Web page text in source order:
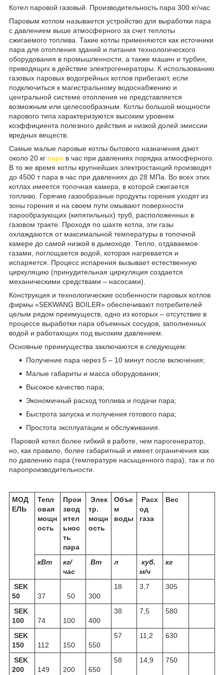
Котел паровой газовый. Производительность пара 300 кг/час
Паровым котлом называется устройство для выработки пара
с давлением выше атмосферного за счет теплоты
сжигаемого топлива. Такие котлы применяются как источники
пара для отопления зданий и питания технологического
оборудования в промышленности, а также машин и турбин,
приводящих в действие электрогенераторы. К использованию
газовых паровых водогрейных котлов прибегают, если
подключиться к магистральному водоснабжению и
центральной системе отопления не представляется
возможным или целесообразным. Котлы большой мощности
парового типа характеризуются высоким уровнем
коэффициента полезного действия и низкой долей эмиссии
вредных веществ.
Самые малые паровые котлы бытового назначения дают
около 20 кг пара в час при давлениях порядка атмосферного.
В то же время котлы крупнейших электростанций производят
до 4500 т пара в час при давлениях до 28 МПа. Во всех этих
котлах имеется топочная камера, в которой сжигается
топливо. Горячие газообразные продукты горения уходят из
зоны горения и на своем пути омывают поверхности
парообразующих (кипятильных) труб, расположенных в
газовом тракте. Проходя по шахте котла, эти газы
охлаждаются от максимальной температуры в топочной
камере до самой низкой в дымоходе. Тепло, отдаваемое
газами, поглощается водой, которая нагревается и
испаряется. Процесс испарения вызывает естественную
циркуляцию (принудительная циркуляция создается
механическими средствами – насосами).
Конструкция и технологические особенности паровых котлов
фирмы «SEKWANG BOILER» обеспечивают потребителей
целым рядом преимуществ, одно из которых – отсутствие в
процессе выработки пара объемных сосудов, заполненных
водой и работающих под высоким давлением.
Основные преимущества заключаются в следующем:
Получение пара через 5 – 10 минут после включения;
Малые габариты и масса оборудования;
Высокое качество пара;
Экономичный расход топлива и подачи пара;
Быстрота запуска и получения готового пара;
Простота эксплуатации и обслуживания.
Паровой котел более гибкий в работе, чем парогенератор,
но, как правило, более габаритный и имеет ограничения как
по давлению пара (температуре насыщенного пара), так и по
паропроизводительности.
МОД
ЕЛЬ
Тепл
овая
мощн
ость
Прои
звод
ител
ьнос
ть
пара
Элек
тр.
мощн
ость
Объе
м
воды
Расх
од
газа
Вес
кВт
кг/
час
Вт л
куб.
м/ч
кг
SEK
50
37 50 300
18 3,7 305
SEK
100
74 100 400
38 7,5 580
SEK
150
112 150 550
57 11,2 630
SEK
200
149 200 650
58 14,9 750